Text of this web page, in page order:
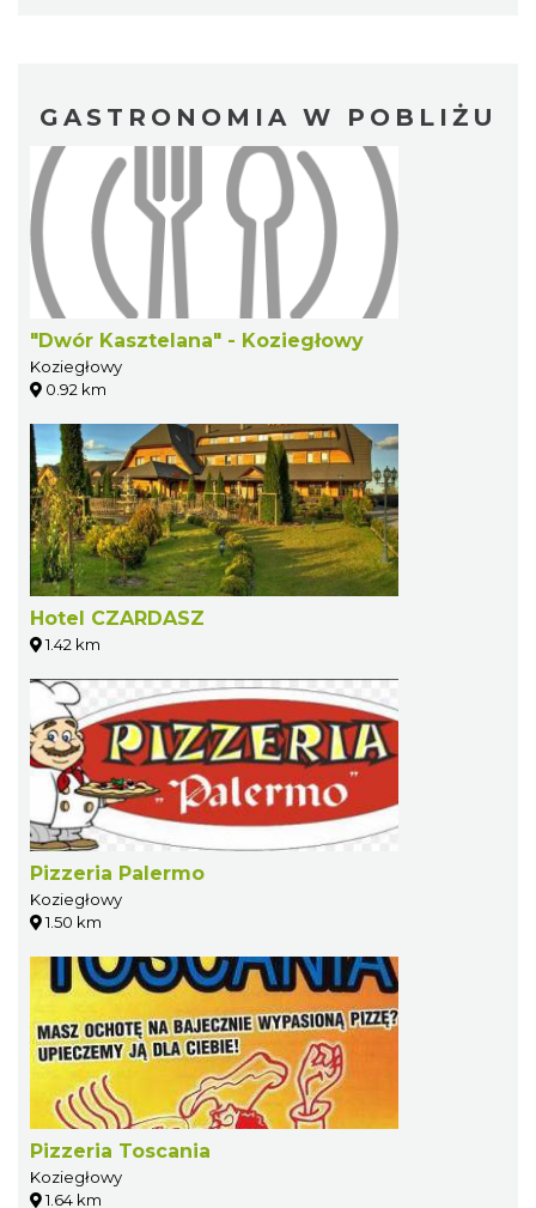
GASTRONOMIA W POBLIŻU
"Dwór Kasztelana" - Koziegłowy
Koziegłowy
0.92 km
Hotel CZARDASZ
1.42 km
Pizzeria Palermo
Koziegłowy
1.50 km
Pizzeria Toscania
Koziegłowy
1.64 km